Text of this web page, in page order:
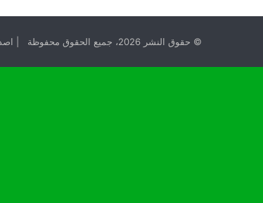
© حقوق النشر 2026، جميع الحقوق محفوظة | اصدق شيخ روحاني مجانا